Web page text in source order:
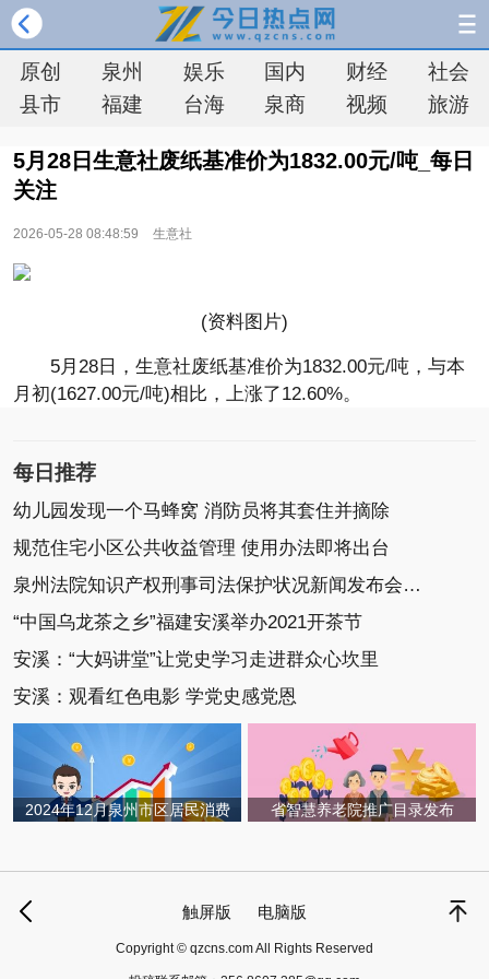
原创 泉州 娱乐 国内 财经
社会
县市
福建 台海 泉商 视频 旅游
5月28日生意社废纸基准价为1832.00元/吨_每日
关注
2026-05-28 08:48:59 生意社
(资料图片)
5月28日，生意社废纸基准价为1832.00元/吨，与本
月初(1627.00元/吨)相比，上涨了12.60%。
每日推荐
幼儿园发现一个马蜂窝 消防员将其套住并摘除
规范住宅小区公共收益管理 使用办法即将出台
泉州法院知识产权刑事司法保护状况新闻发布会召开
“中国乌龙茶之乡”福建安溪举办2021开茶节
安溪：“大妈讲堂”让党史学习走进群众心坎里
安溪：观看红色电影 学党史感党恩
2024年12月泉州市区居民消费 省智慧养老院推广目录发布
触屏版 电脑版
Copyright © qzcns.com All Rights Reserved